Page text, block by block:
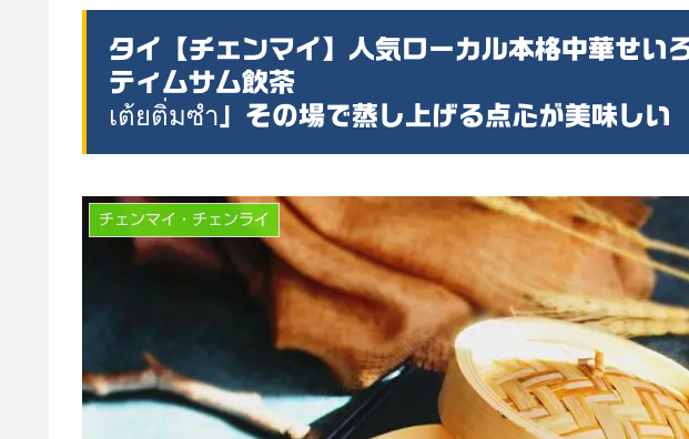
タイ【チェンマイ】人気ローカル本格中華せい
ティムサム飲茶
เต้ยติ่มซำ」その場で蒸し上げる点心が美味しい
チェンマイ・チェンライ